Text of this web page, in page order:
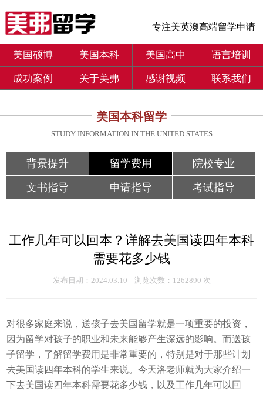
专注美英澳高端留学申请
美国硕博 美国本科 美国高中 语言培训
成功案例 关于美弗 感谢视频 联系我们
美国本科留学
STUDY INFORMATION IN THE UNITED STATES
背景提升 留学费用 院校专业
文书指导 申请指导 考试指导
工作几年可以回本？详解去美国读四年本科
需要花多少钱
发布日期：2024.03.10 浏览次数：1262890 次
对很多家庭来说，送孩子去美国留学就是一项重要的投资，
因为留学对孩子的职业和未来能够产生深远的影响。而送孩
子留学，了解留学费用是非常重要的，特别是对于那些计划
去美国读四年本科的学生来说。今天洛老师就为大家介绍一
下去美国读四年本科需要花多少钱，以及工作几年可以回